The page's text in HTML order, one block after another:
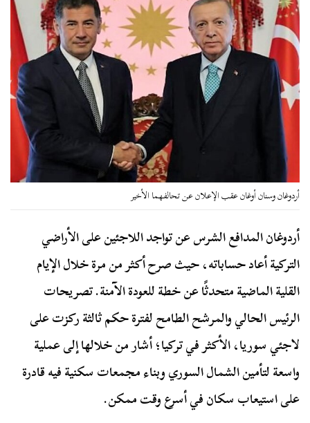
أردوغان وسنان أوغان عقب الإعلان عن تحالفهما الأخير
أردوغان المدافع الشرس عن تواجد اللاجئين على الأراضي
التركية أعاد حساباته، حيث صرح أكثر من مرة خلال الإيام
القلية الماضية متحدثًا عن خطة للعودة الآمنة. تصريحات
الرئيس الحالي والمرشح الطامح لفترة حكم ثالثة ركزت على
لاجئي سوريا، الأكثر في تركيا؛ أشار من خلالها إلى عملية
واسعة لتأمين الشمال السوري وبناء مجمعات سكنية فيه قادرة
على استيعاب سكان في أسرع وقت ممكن.